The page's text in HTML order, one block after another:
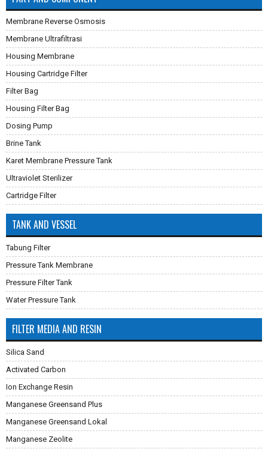
Membrane Reverse Osmosis
Membrane Ultrafiltrasi
Housing Membrane
Housing Cartridge Filter
Filter Bag
Housing Filter Bag
Dosing Pump
Brine Tank
Karet Membrane Pressure Tank
Ultraviolet Sterilizer
Cartridge Filter
TANK AND VESSEL
Tabung Filter
Pressure Tank Membrane
Pressure Filter Tank
Water Pressure Tank
FILTER MEDIA AND RESIN
Silica Sand
Activated Carbon
Ion Exchange Resin
Manganese Greensand Plus
Manganese Greensand Lokal
Manganese Zeolite